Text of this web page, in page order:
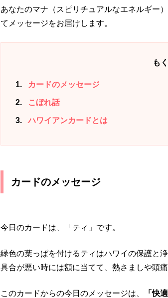
あなたのマナ（スピリチュアルなエネルギー
てメッセージをお届けします。
も
1 カードのメッセージ
2 こぼれ話
3 ハワイアンカードとは
カードのメッセージ
今日のカードは、「ティ」です。
緑色の葉っぱを付けるティはハワイの保護と浄
具合が悪い時には額に当てて、熱さましや頭
このカードからの今日のメッセージは、 「快